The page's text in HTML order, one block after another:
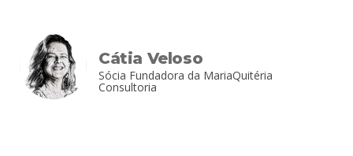
Cátia Veloso
Sócia Fundadora da MariaQuitéria
Consultoria